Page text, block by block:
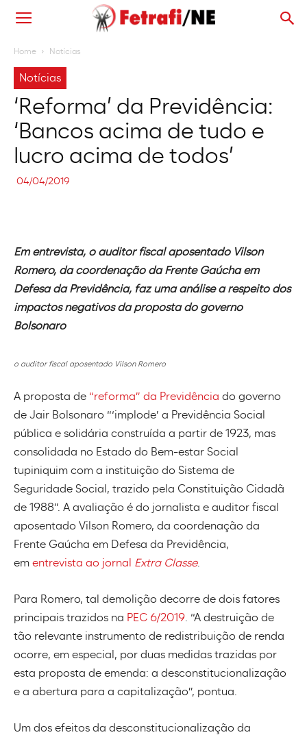
Home Notícias
Notícias
‘Reforma’ da Previdência:
‘Bancos acima de tudo e
lucro acima de todos’
04/04/2019
Em entrevista, o auditor fiscal aposentado Vilson
Romero, da coordenação da Frente Gaúcha em
Defesa da Previdência, faz uma análise a respeito dos
impactos negativos da proposta do governo
Bolsonaro
o auditor fiscal aposentado Vilson Romero
A proposta de “reforma” da Previdência do governo
de Jair Bolsonaro “‘implode’ a Previdência Social
pública e solidária construída a partir de 1923, mas
consolidada no Estado do Bem-estar Social
tupiniquim com a instituição do Sistema de
Seguridade Social, trazido pela Constituição Cidadã
de 1988”. A avaliação é do jornalista e auditor fiscal
aposentado Vilson Romero, da coordenação da
Frente Gaúcha em Defesa da Previdência,
em entrevista ao jornal Extra Classe.
Para Romero, tal demolição decorre de dois fatores
principais trazidos na PEC 6/2019 . “A destruição de
tão relevante instrumento de redistribuição de renda
ocorre, em especial, por duas medidas trazidas por
esta proposta de emenda: a desconstitucionalização
e a abertura para a capitalização”, pontua.
Um dos efeitos da desconstitucionalização da